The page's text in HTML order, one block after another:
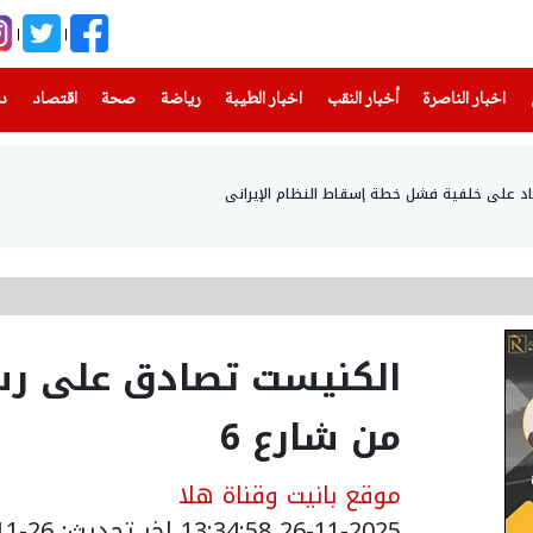
اخبار الناصرة
(current) أخبار النقب اخبار الطيبة(current) رياضة
(current) صحة(current) اقتصاد
على خلفية فشل خطة إسقاط النظام الإيراني
الكنيست تصادق على
من شارع 6
موقع بانيت وقناة هلا